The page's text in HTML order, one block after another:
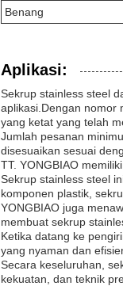
Benang
Aplikasi:
Sekrup stainless steel
aplikasi.Dengan nomor
yang ketat yang telah
Jumlah pesanan
disesuaikan sesuai
TT. YONGBIAO
Sekrup stainless steel
komponen plastik,
YONGBIAO juga
membuat sekrup
Ketika datang ke
yang nyaman dan
Secara keseluruhan,
kekuatan, dan teknik